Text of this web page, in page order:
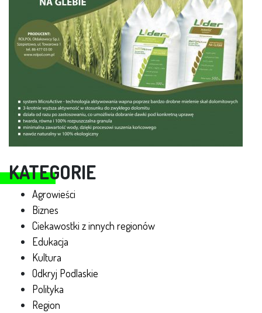
KATEGORIE
Agrowieści
Biznes
Ciekawostki z innych regionów
Edukacja
Kultura
Odkryj Podlaskie
Polityka
Region